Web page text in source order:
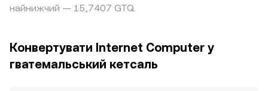
найнижчий — 15,7407 GTQ.
Конвертувати Internet Computer у
гватемальський кетсаль